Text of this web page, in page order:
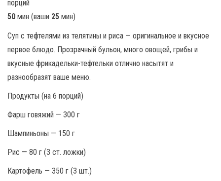
порций
50 мин (ваши 25 мин)
Суп с тефтелями из телятины и риса — оригинальное и вкусное
первое блюдо. Прозрачный бульон, много овощей, грибы и
вкусные фрикадельки-тефтельки отлично насытят и
разнообразят ваше меню.
Продукты (на 6 порций)
Фарш говяжий — 300 г
Шампиньоны — 150 г
Рис — 80 г (3 ст. ложки)
Картофель — 350 г (3 шт.)